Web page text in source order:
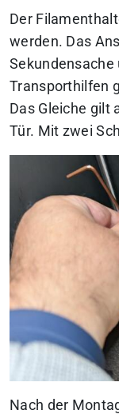
Der
werden. Das
Sekundensache
Transporthilfen
Das Gleiche gilt
Tür. Mit zwei
Nach der